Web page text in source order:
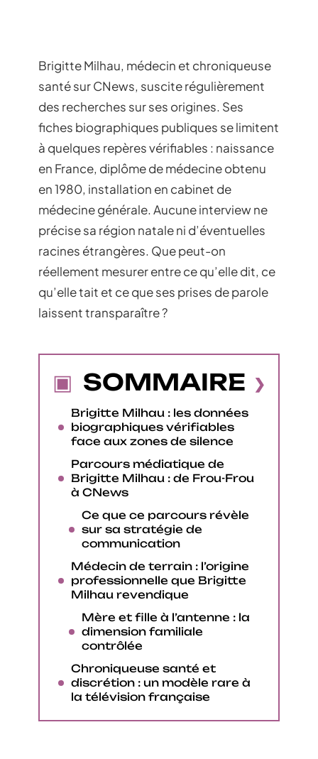
Brigitte Milhau, médecin et chroniqueuse
santé sur CNews, suscite régulièrement
des recherches sur ses origines. Ses
fiches biographiques publiques se limitent
à quelques repères vérifiables : naissance
en France, diplôme de médecine obtenu
en 1980, installation en cabinet de
médecine générale. Aucune interview ne
précise sa région natale ni d’éventuelles
racines étrangères. Que peut-on
réellement mesurer entre ce qu’elle dit, ce
qu’elle tait et ce que ses prises de parole
laissent transparaître ?
SOMMAIRE
Brigitte Milhau : les données
biographiques vérifiables
face aux zones de silence
Parcours médiatique de
Brigitte Milhau : de Frou-Frou
à CNews
Ce que ce parcours révèle
sur sa stratégie de
communication
Médecin de terrain : l’origine
professionnelle que Brigitte
Milhau revendique
Mère et fille à l’antenne : la
dimension familiale
contrôlée
Chroniqueuse santé et
discrétion : un modèle rare à
la télévision française